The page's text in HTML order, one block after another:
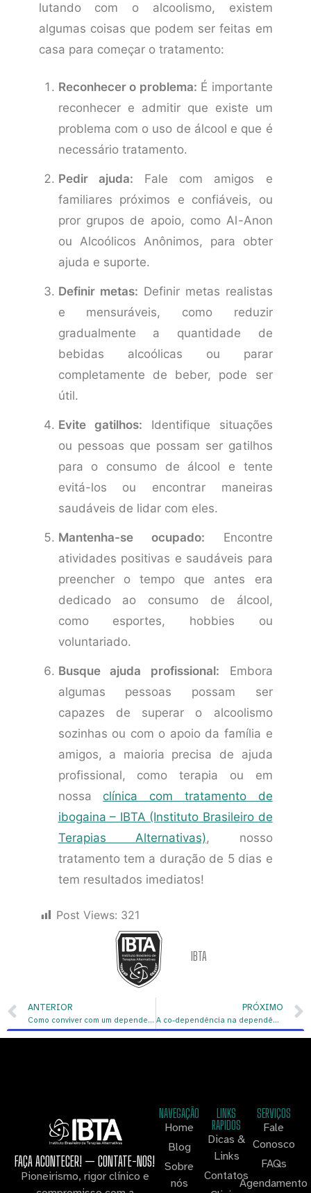
lutando com o alcoolismo, existem
algumas coisas que podem ser feitas em
casa para começar o tratamento:
Reconhecer o problema: É importante
reconhecer e admitir que existe um
problema com o uso de álcool e que é
necessário tratamento.
Pedir ajuda: Fale com amigos e
familiares próximos e confiáveis, ou
pror grupos de apoio, como Al-Anon
ou Alcoólicos Anônimos, para obter
ajuda e suporte.
Definir metas: Definir metas realistas
e mensuráveis, como reduzir
gradualmente a quantidade de
bebidas alcoólicas ou parar
completamente de beber, pode ser
útil.
Evite gatilhos: Identifique situações
ou pessoas que possam ser gatilhos
para o consumo de álcool e tente
evitá-los ou encontrar maneiras
saudáveis de lidar com eles.
Mantenha-se ocupado: Encontre
atividades positivas e saudáveis para
preencher o tempo que antes era
dedicado ao consumo de álcool,
como esportes, hobbies ou
voluntariado.
Busque ajuda profissional: Embora
algumas pessoas possam ser
capazes de superar o alcoolismo
sozinhas ou com o apoio da família e
amigos, a maioria precisa de ajuda
profissional, como terapia ou em
nossa clínica com tratamento de
ibogaina – IBTA (Instituto Brasileiro de
Terapias Alternativas), nosso
tratamento tem a duração de 5 dias e
tem resultados imediatos!
Post Views: 321
IBTA
ANTERIOR
Como conviver com um dependente químico?
PRÓXIMO
A co-dependência na dependência química: como ela afeta você e seus entes queridos
FAÇA ACONTECER! — CONTATE-NOS!
Pioneirismo, rigor clínico e
NAVEGAÇÃO
Home
Blog
Sobre
nós
LINKS
RAPIDOS
Dicas &
Links
Contatos
SERVIÇOS
Fale
Conosco
FAQs
Agendamento